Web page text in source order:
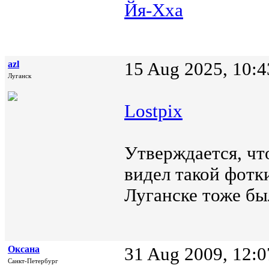
Йя-Хха
azl
Луганск 15 Aug 2025,
Lostpix
Утверждается,
видел такой
Луганске тоже
Оксана
Санкт-Петербург 31 Aug 2009,